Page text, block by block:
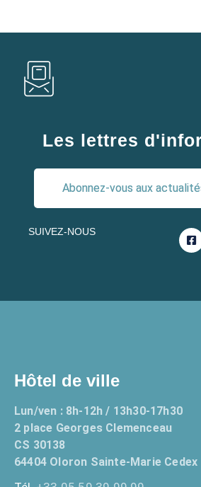
Les lettres
Abonnez-vous aux
SUIVEZ-NOUS
Hôtel de ville
Lun/ven : 8h-12h / 13h30-17h30
2 place Georges Clemenceau
CS 30138
64404 Oloron Sainte-Marie Cedex